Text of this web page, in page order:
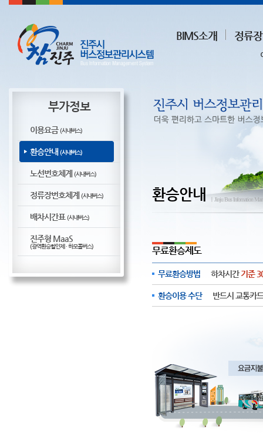
BIMS소개 정류
부가정보
이용요금(시내버스)
환승안내 (시내버스)
노선번호체계 (시내버스)
정류장번호체계 (시내버스)
배차시간표 (시내버스)
진주형 MaaS
(광역환승할인제 · 하모콜버스)
환승안내 ㅣJinju Bus Infomation
무료환승제도
무료환승방법 하차시간기준
환승이용 수단 반드시 교통카